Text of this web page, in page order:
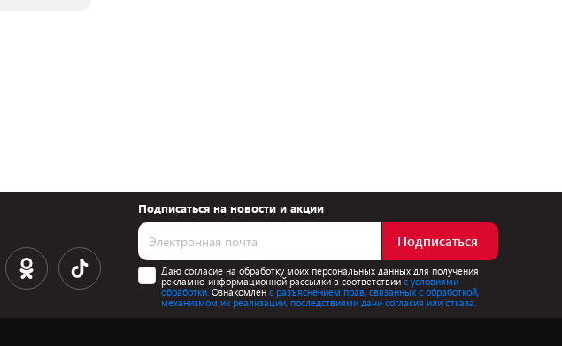
Подписаться на новости и акции
Подписаться
Даю согласие на обработку моих персональных данных для получения
рекламно-информационной рассылки в соответствиис условиями
обработки. Ознакомлен с разъяснением прав, связанных с обработкой,
механизмом их реализации, последствиями дачи согласия или отказа.